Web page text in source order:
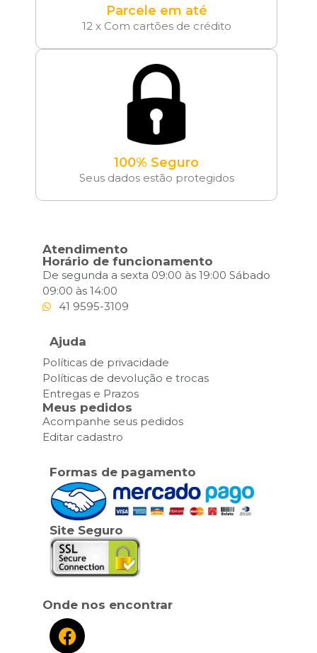
Parcele em até
12 x Com cartões de crédito
100% Seguro
Seus dados estão protegidos
Atendimento
Horário de funcionamento
De segunda a sexta 09:00 às 19:00 Sábado
09:00 às 14:00
41 9595-3109
Ajuda
Políticas de privacidade
Políticas de devolução e trocas
Entregas e Prazos
Meus pedidos
Acompanhe seus pedidos
Editar cadastro
Formas de pagamento
Site Seguro
Onde nos encontrar